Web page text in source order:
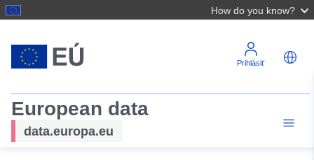
How do you know?
Prihlásiť
European data
data.europa.eu